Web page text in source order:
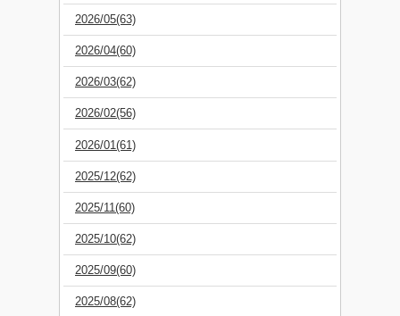
2026/05(63)
2026/04(60)
2026/03(62)
2026/02(56)
2026/01(61)
2025/12(62)
2025/11(60)
2025/10(62)
2025/09(60)
2025/08(62)